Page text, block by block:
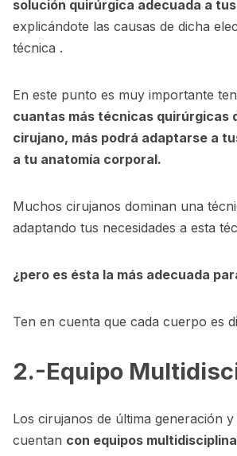
solución quirúrgica adecuada a
explicándote las causas de dicha
técnica .
En este punto es muy importante
cuantas más técnicas quirúrgicas
cirujano, más podrá adaptarse a
a tu anatomía corporal.
Muchos cirujanos dominan una
adaptando tus necesidades a esta
¿pero es ésta la más adecuada
Ten en cuenta que cada cuerpo es
2.-Equipo
Los cirujanos de última generación
cuentan con equipos